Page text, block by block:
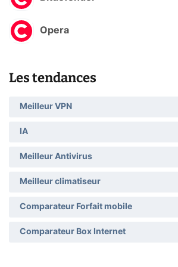
Opera
Les tendances
Meilleur VPN
IA
Meilleur Antivirus
Meilleur climatiseur
Comparateur Forfait mobile
Comparateur Box Internet